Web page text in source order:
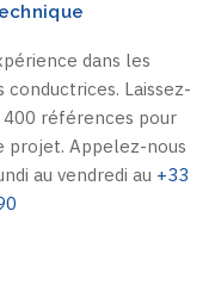
dans les
Laissez-
400 références pour
projet. Appelez-nous
au vendredi au +33